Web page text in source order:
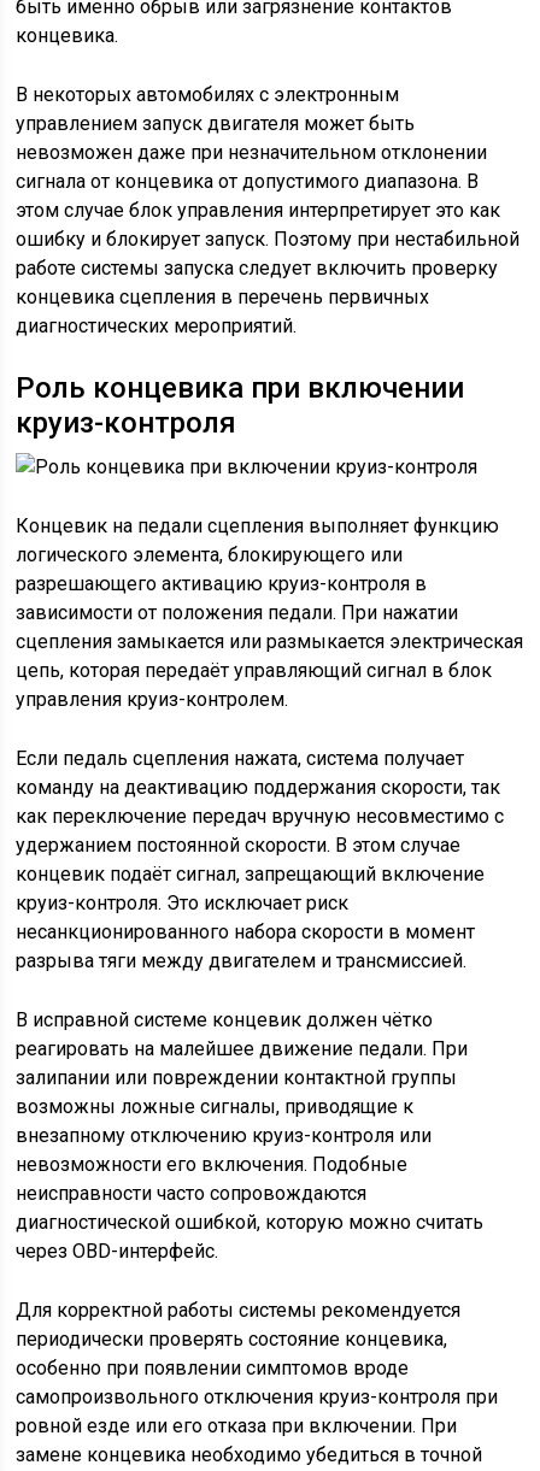
быть именно обрыв или загрязнение контактов
концевика.
В некоторых автомобилях с электронным
управлением запуск двигателя может быть
невозможен даже при незначительном отклонении
сигнала от концевика от допустимого диапазона. В
этом случае блок управления интерпретирует это как
ошибку и блокирует запуск. Поэтому при нестабильной
работе системы запуска следует включить проверку
концевика сцепления в перечень первичных
диагностических мероприятий.
Роль концевика при включении
круиз-контроля
Концевик на педали сцепления выполняет функцию
логического элемента, блокирующего или
разрешающего активацию круиз-контроля в
зависимости от положения педали. При нажатии
сцепления замыкается или размыкается электрическая
цепь, которая передаёт управляющий сигнал в блок
управления круиз-контролем.
Если педаль сцепления нажата, система получает
команду на деактивацию поддержания скорости, так
как переключение передач вручную несовместимо с
удержанием постоянной скорости. В этом случае
концевик подаёт сигнал, запрещающий включение
круиз-контроля. Это исключает риск
несанкционированного набора скорости в момент
разрыва тяги между двигателем и трансмиссией.
В исправной системе концевик должен чётко
реагировать на малейшее движение педали. При
залипании или повреждении контактной группы
возможны ложные сигналы, приводящие к
внезапному отключению круиз-контроля или
невозможности его включения. Подобные
неисправности часто сопровождаются
диагностической ошибкой, которую можно считать
через OBD-интерфейс.
Для корректной работы системы рекомендуется
периодически проверять состояние концевика,
особенно при появлении симптомов вроде
самопроизвольного отключения круиз-контроля при
ровной езде или его отказа при включении. При
замене концевика необходимо убедиться в точной